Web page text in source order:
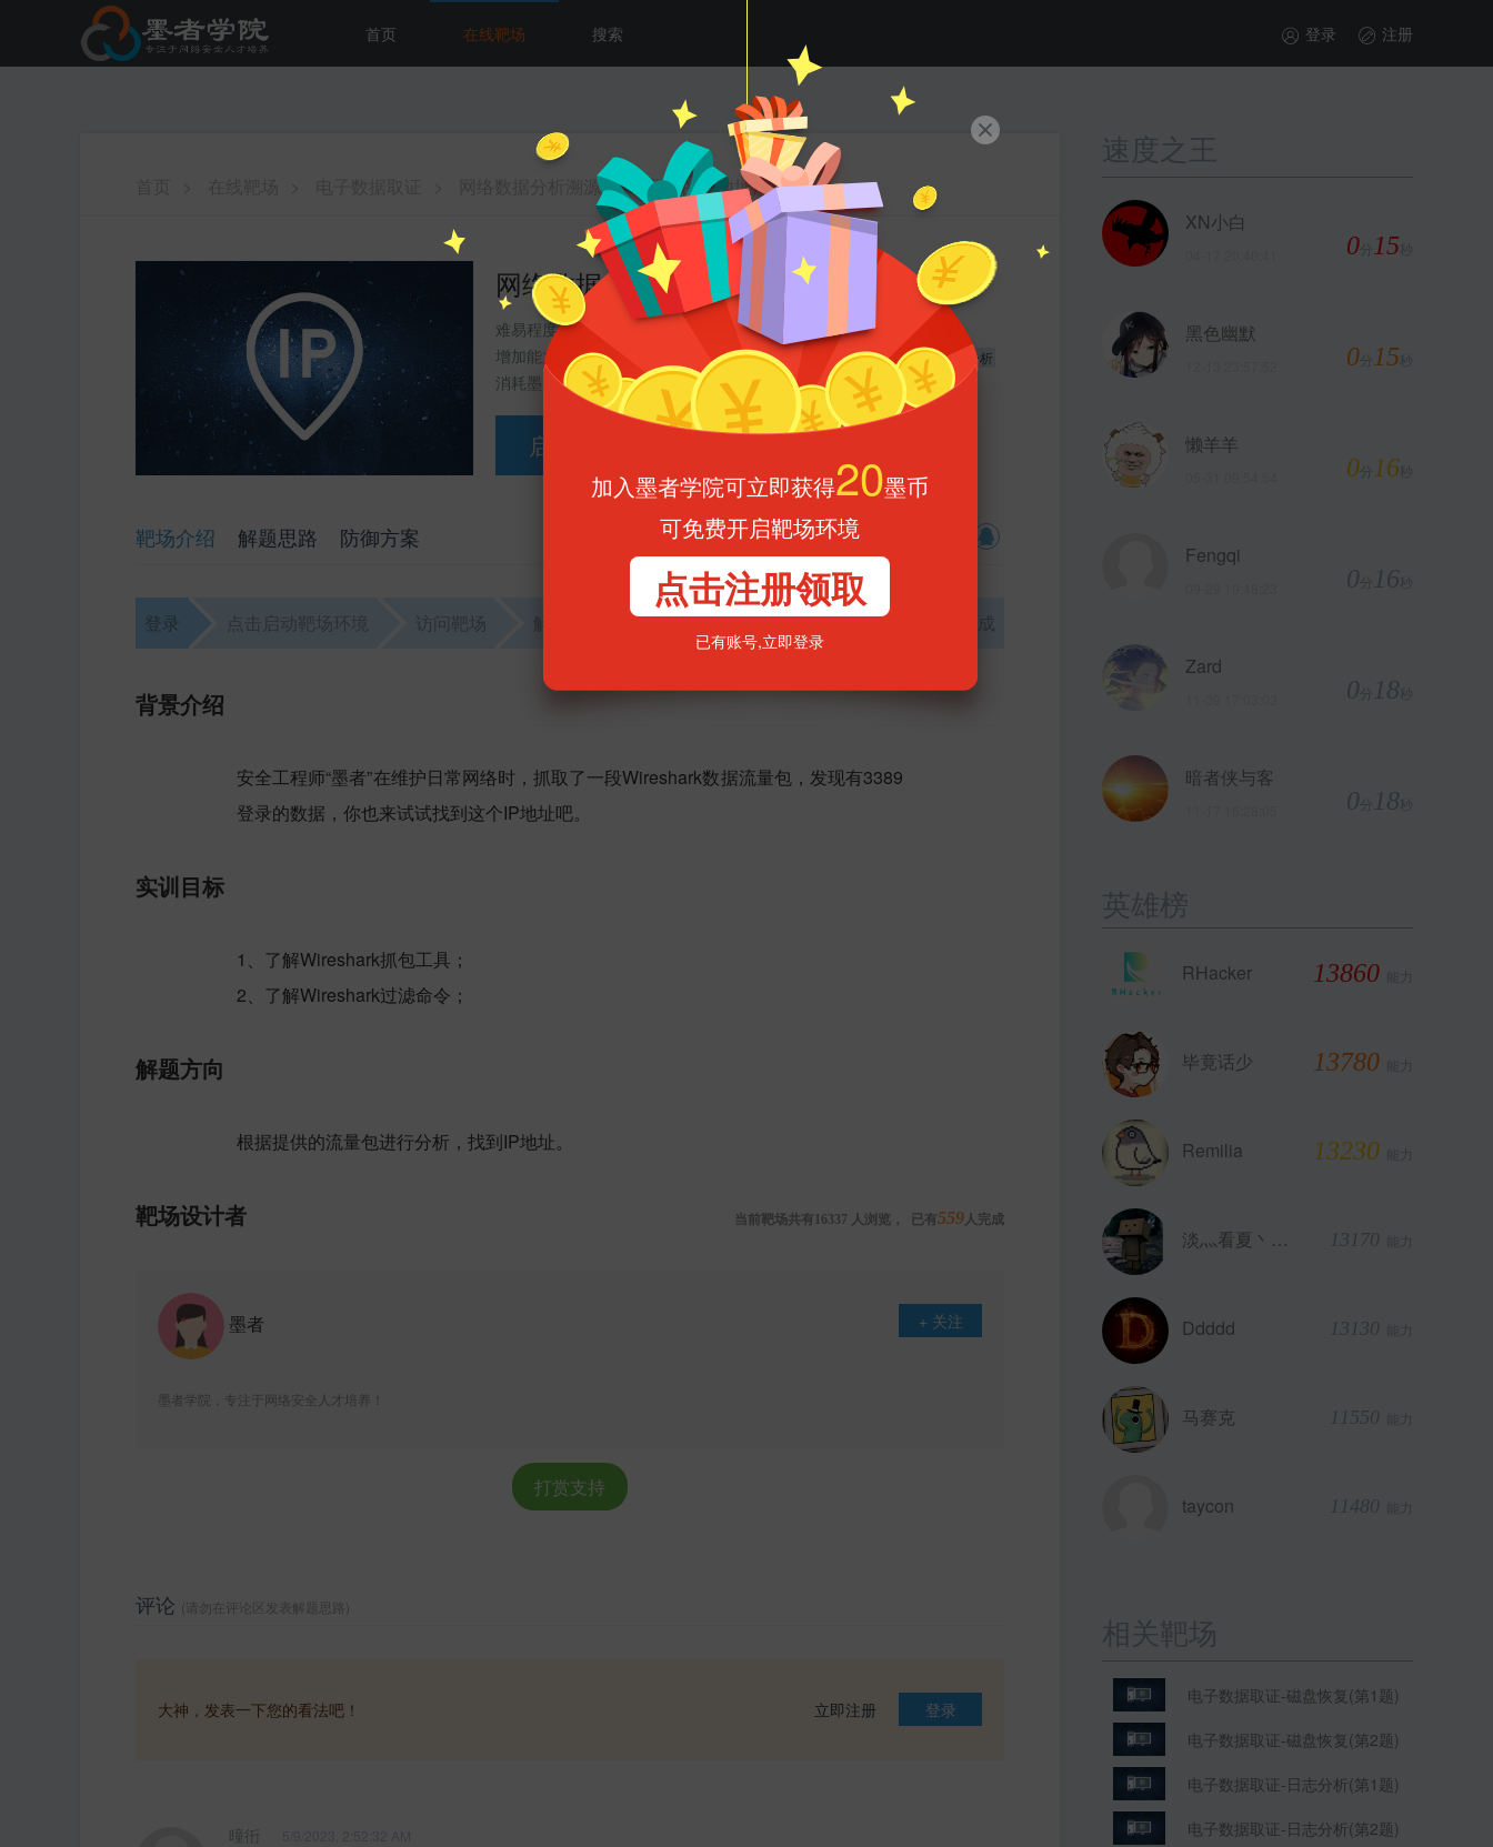
首页 在线靶场 搜索 登录 注册
网络数据分析溯源(3389登录的IP地址)
网络数据分析溯源(3389登录的IP地址)
难易程度 :
增加能力 : 30 (完成可获得能力值)
消耗墨币 : 1墨币
分类 :
电子数据取证
标签 :
取证分析 电子数据 数据分析
启动靶场环境
靶场介绍 解题思路 防御方案 收藏 分享到
登录 点击启动靶场环境 访问靶场 解题找到KEY 提交KEY 发表解题思路 完成
背景介绍
安全工程师“墨者”在维护日常网络时，抓取了一段Wireshark数据流量包，发现有3389
登录的数据，你也来试试找到这个IP地址吧。
实训目标
1、了解Wireshark抓包工具；
2、了解Wireshark过滤命令；
解题方向
根据提供的流量包进行分析，找到IP地址。
靶场设计者 当前靶场共有 16337 人浏览， 已有559人完成
墨者 + 关注
墨者学院，专注于网络安全人才培养！
打赏支持
评论 (请勿在评论区发表解题思路)
大神，发表一下您的看法吧！ 登录
立即注册
曈衎
速度之王
0 15秒
XN小白
0 15秒
黑色幽默
0 16秒
懒羊羊
0 16秒
Fengqi
0 18秒
Zard
0 18秒
暗者侠与客
英雄榜
RHacker 13860 能力
毕竟话少 13780 能力
Remilia 13230 能力
淡灬看夏丶恋雨 13170 能力
Ddddd 13130 能力
马赛克 11550 能力
taycon 11480 能力
相关靶场
电子数据取证-磁盘恢复(第1题)
电子数据取证-磁盘恢复(第2题)
电子数据取证-日志分析(第1题)
电子数据取证-日志分析(第2题)
加入墨者学院可立即获得20墨币
可免费开启靶场环境
点击注册领取
已有账号,立即登录